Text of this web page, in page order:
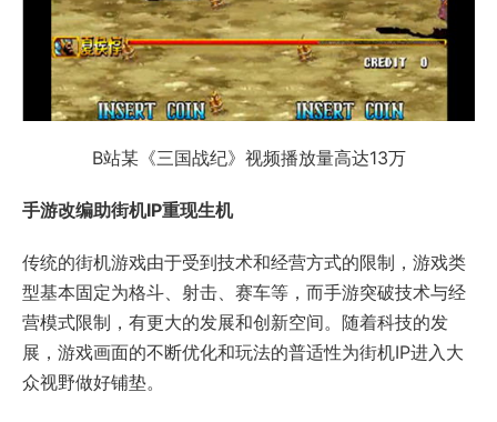
B站某《三国战纪》视频播放量高达13万
手游改编助街机IP重现生机
传统的街机游戏由于受到技术和经营方式的限制，游戏类
型基本固定为格斗、射击、赛车等，而手游突破技术与经
营模式限制，有更大的发展和创新空间。随着科技的发
展，游戏画面的不断优化和玩法的普适性为街机IP进入大
众视野做好铺垫。